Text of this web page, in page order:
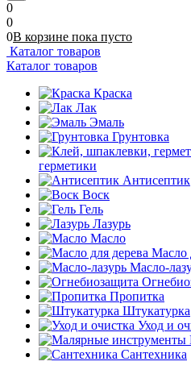
0
0
0В корзине пока пусто
Каталог товаров
Каталог товаров
Краска
Лак
Эмаль
Грунтовка
герметики
Антисептик
Воск
Гель
Лазурь
Масло
Масло
Масло-
Пропитка
Штукатурка
Уход и
Сантехника